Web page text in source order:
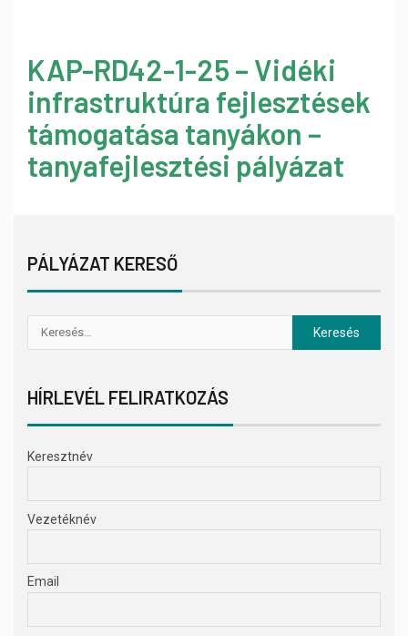
KAP-RD42-1-25 – Vidéki
infrastruktúra fejlesztések
támogatása tanyákon –
tanyafejlesztési pályázat
PÁLYÁZAT KERESŐ
HÍRLEVÉL FELIRATKOZÁS
Keresztnév
Vezetéknév
Email